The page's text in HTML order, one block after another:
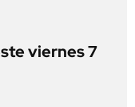
viernes 7